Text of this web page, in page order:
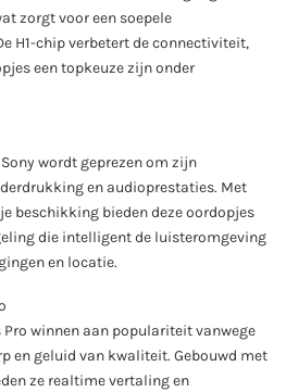
zorgt voor een soepele
H1-chip verbetert de connectiviteit,
een topkeuze zijn onder
wordt geprezen om zijn
en audioprestaties. Met
beschikking bieden deze oordopjes
die intelligent de luisteromgeving
en locatie.
Pro winnen aan populariteit vanwege
en geluid van kwaliteit. Gebouwd met
ze realtime vertaling en